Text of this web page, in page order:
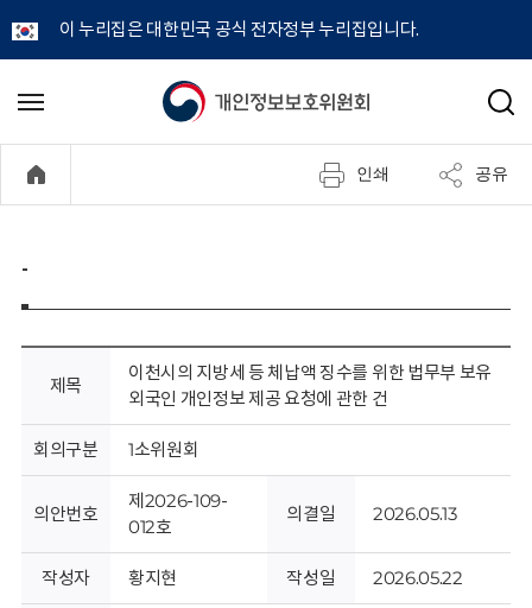
이 누리집은 대한민국 공식 전자정부 누리집입니다.
개
정
보
호
위
원
회
메
기
검
인쇄 공유
-
제목
이천시의 지방세 등 체납액 징수를 위한 법무부 보유
외국인 개인정보 제공 요청에 관한 건
회의구분 1소위원회
의안번호
제2026-109-
012호
의결일 2026.05.13
작성자 황지현 작성일 2026.05.22